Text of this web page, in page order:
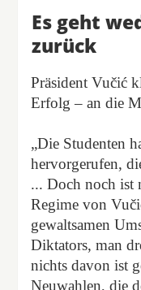
Es geht
zurück
Präsident Vučić
Erfolg – an die
„Die Studenten
hervorgerufen,
... Doch noch ist
Regime von
gewaltsamen
Diktators, man
nichts davon ist
Neuwahlen, die